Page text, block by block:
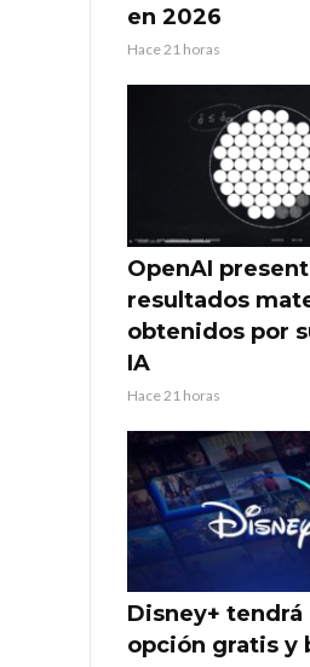
en 2026
Hace 21 horas
OpenAI
resultados
obtenidos por
IA
Hace 21 horas
Disney+ tendrá
opción gratis y